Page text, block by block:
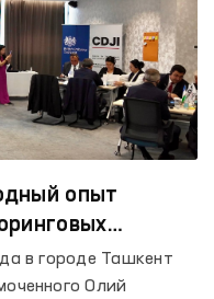
опыт
в городе Ташкент
Олий